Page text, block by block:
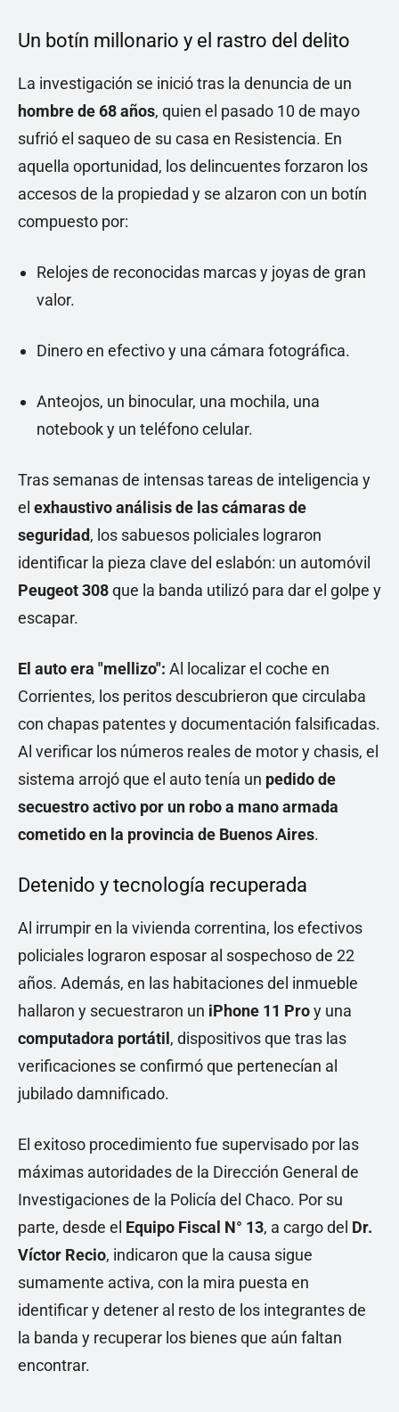
Un botín millonario y el rastro del delito
La investigación se inició tras la denuncia de un
hombre de 68 años, quien el pasado 10 de mayo
sufrió el saqueo de su casa en Resistencia. En
aquella oportunidad, los delincuentes forzaron los
accesos de la propiedad y se alzaron con un botín
compuesto por:
Relojes de reconocidas marcas y joyas de gran
valor.
Dinero en efectivo y una cámara fotográfica.
Anteojos, un binocular, una mochila, una
notebook y un teléfono celular.
Tras semanas de intensas tareas de inteligencia y
el exhaustivo análisis de las cámaras de
seguridad, los sabuesos policiales lograron
identificar la pieza clave del eslabón: un automóvil
Peugeot 308que la banda utilizó para dar el golpe y
escapar.
El auto era "mellizo": Al localizar el coche en
Corrientes, los peritos descubrieron que circulaba
con chapas patentes y documentación falsificadas.
Al verificar los números reales de motor y chasis, el
sistema arrojó que el auto tenía un pedido de
secuestro activo por un robo a mano armada
cometido en la provincia de Buenos Aires.
Detenido y tecnología recuperada
Al irrumpir en la vivienda correntina, los efectivos
policiales lograron esposar al sospechoso de 22
años. Además, en las habitaciones del inmueble
hallaron y secuestraron un iPhone 11 Proy una
computadora portátil, dispositivos que tras las
verificaciones se confirmó que pertenecían al
jubilado damnificado.
El exitoso procedimiento fue supervisado por las
máximas autoridades de la Dirección General de
Investigaciones de la Policía del Chaco. Por su
parte, desde el Equipo Fiscal N° 13, a cargo del Dr.
Víctor Recio, indicaron que la causa sigue
sumamente activa, con la mira puesta en
identificar y detener al resto de los integrantes de
la banda y recuperar los bienes que aún faltan
encontrar.